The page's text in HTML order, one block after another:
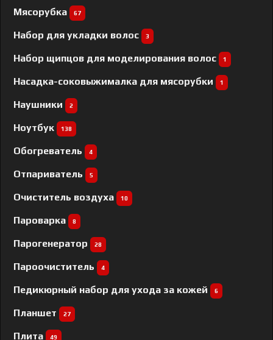
Мясорубка 67
Набор для укладки волос 3
Набор щипцов для моделирования волос 1
Насадка-соковыжималка для мясорубки 1
Наушники 2
Ноутбук 138
Обогреватель 4
Отпариватель 5
Очиститель воздуха 10
Пароварка 8
Парогенератор 28
Пароочиститель 4
Педикюрный набор для ухода за кожей 6
Планшет 27
Плита 49